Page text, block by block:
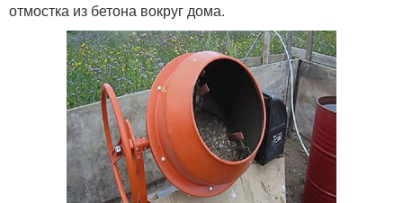
отмостка из бетона вокруг дома.